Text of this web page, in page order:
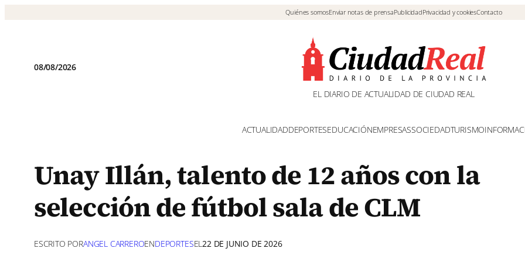
Quiénes somosEnviar notas de prensaPublicidadPrivacidad y cookiesContacto
08/08/2026
EL DIARIO DE ACTUALIDAD DE CIUDAD REAL
ACTUALIDADDEPORTESEDUCACIÓNEMPRESASSOCIEDADTURISMO
Unay Illán, talento de 12 años con la
selección de fútbol sala de CLM
ESCRITO PORANGEL CARREROENDEPORTESEL22 DE JUNIO DE 2026